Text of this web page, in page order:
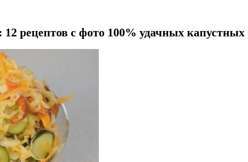
рецептов с фото 100% удачных капустных